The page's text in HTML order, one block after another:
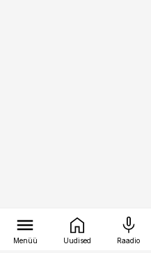
Menüü Uudised Raadio